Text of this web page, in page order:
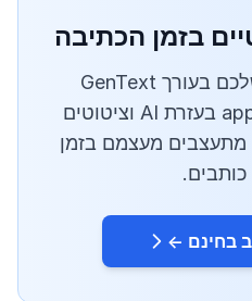
בזמן הכתיבה
כתבו את העבודה שלכם בעורך GenText
בכתובת app.gentext.ai בעזרת AI וציטוטים
מתעצבים מעצמם בזמן
בחינם ←